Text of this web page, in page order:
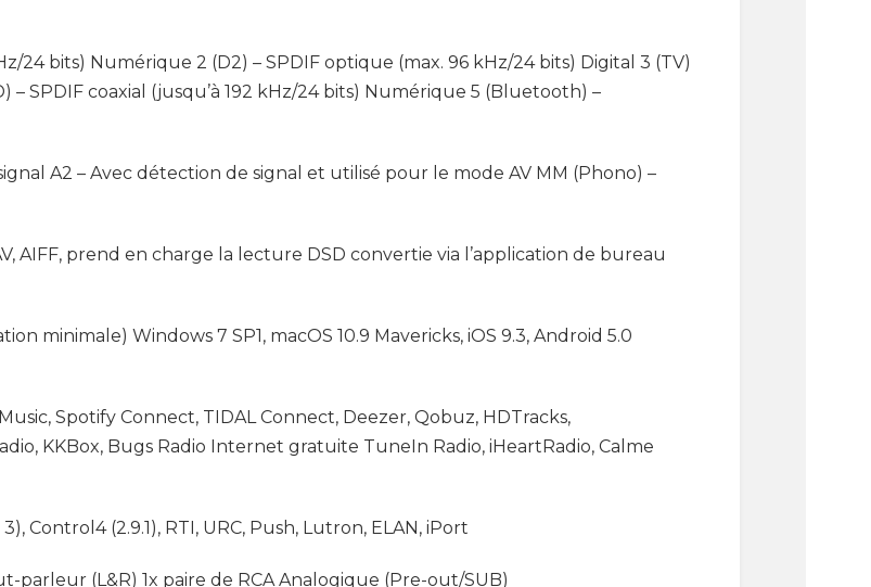
24 bits) Numérique 2 (D2) – SPDIF optique (max. 96 kHz/24 bits) Digital 3 (TV)
– SPDIF coaxial (jusqu’à 192 kHz/24 bits) Numérique 5 (Bluetooth) –
A2 – Avec détection de signal et utilisé pour le mode AV MM (Phono) –
AIFF, prend en charge la lecture DSD convertie via l’application de bureau
minimale) Windows 7 SP1, macOS 10.9 Mavericks, iOS 9.3, Android 5.0
Spotify Connect, TIDAL Connect, Deezer, Qobuz, HDTracks,
KKBox, Bugs Radio Internet gratuite TuneIn Radio, iHeartRadio, Calme
Control4 (2.9.1), RTI, URC, Push, Lutron, ELAN, iPort
parleur (L&R) 1x paire de RCA Analogique (Pre-out/SUB)